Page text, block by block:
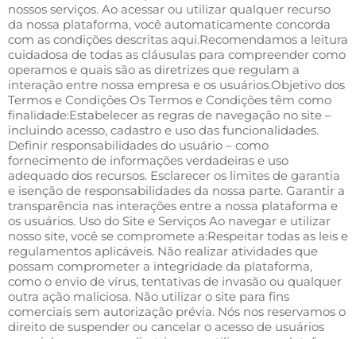
nossos serviços. Ao acessar ou utilizar qualquer recurso
da nossa plataforma, você automaticamente concorda
com as condições descritas aqui.Recomendamos a leitura
cuidadosa de todas as cláusulas para compreender como
operamos e quais são as diretrizes que regulam a
interação entre nossa empresa e os usuários.Objetivo dos
Termos e Condições Os Termos e Condições têm como
finalidade:Estabelecer as regras de navegação no site –
incluindo acesso, cadastro e uso das funcionalidades.
Definir responsabilidades do usuário – como
fornecimento de informações verdadeiras e uso
adequado dos recursos. Esclarecer os limites de garantia
e isenção de responsabilidades da nossa parte. Garantir a
transparência nas interações entre a nossa plataforma e
os usuários. Uso do Site e Serviços Ao navegar e utilizar
nosso site, você se compromete a:Respeitar todas as leis e
regulamentos aplicáveis. Não realizar atividades que
possam comprometer a integridade da plataforma,
como o envio de vírus, tentativas de invasão ou qualquer
outra ação maliciosa. Não utilizar o site para fins
comerciais sem autorização prévia. Nós nos reservamos o
direito de suspender ou cancelar o acesso de usuários